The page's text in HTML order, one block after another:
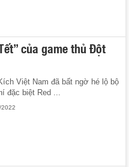
của game thủ Đột
Việt Nam đã bất ngờ hé lộ bộ
đặc biệt Red ...